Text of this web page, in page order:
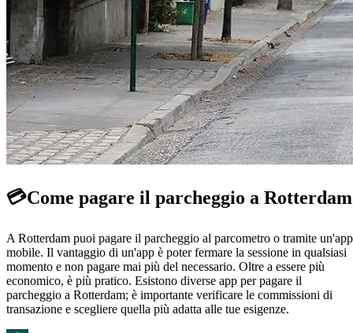
💳Come pagare il parcheggio a Rotterdam
A Rotterdam puoi pagare il parcheggio al parcometro o tramite un'app
mobile. Il vantaggio di un'app è poter fermare la sessione in qualsiasi
momento e non pagare mai più del necessario. Oltre a essere più
economico, è più pratico. Esistono diverse app per pagare il
parcheggio a Rotterdam; è importante verificare le commissioni di
transazione e scegliere quella più adatta alle tue esigenze.